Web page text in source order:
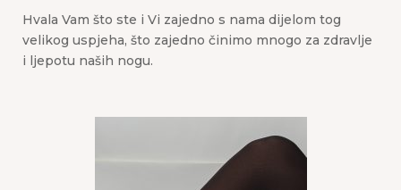
Hvala Vam što ste i Vi zajedno s nama dijelom tog
velikog uspjeha, što zajedno činimo mnogo za zdravlje
i ljepotu naših nogu.